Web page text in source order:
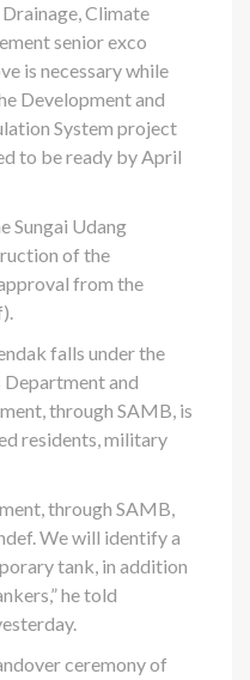
Climate
senior exco
is necessary while
Development and
System project
to be ready by April
Sungai Udang
of the
from the
falls under the
and
through SAMB, is
residents, military
through SAMB,
We will identify a
tank, in addition
he told
ceremony of